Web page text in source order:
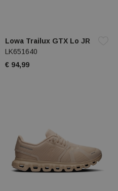
Lowa Trailux GTX Lo JR
LK651640
€ 94,99